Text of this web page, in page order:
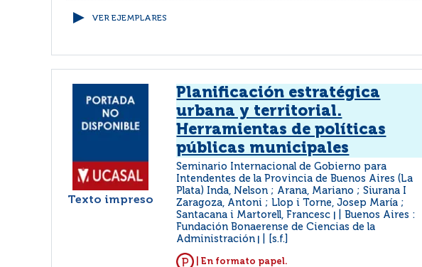
VER EJEMPLARES
Texto impreso
Planificación estratégica
urbana y territorial.
Herramientas de políticas
públicas municipales
Seminario Internacional de Gobierno para
Intendentes de la Provincia de Buenos Aires (La
Plata) Inda, Nelson ; Arana, Mariano ; Siurana I
Zaragoza, Antoni ; Llop i Torne, Josep María ;
Santacana i Martorell, Francesc
Buenos Aires :
Fundación Bonaerense de Ciencias de la
Administración
[s.f.]
| En formato papel.